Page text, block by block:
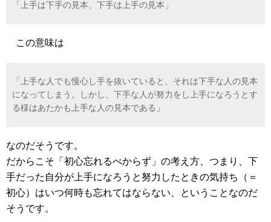
「上手は下手の見本、下手は上手の見本」
この意味は
「上手な人でも慢心し手を抜いていると、それは下手な人の見本
になってしまう。しかし、下手な人が努力をし上手になろうとす
る様はあたかも上手な人の見本である」
なのだそうです。
だからこそ「初心忘れるべからず」の考え方、つまり、下
手だった自分が上手になろうと努力したときの気持ち（＝
初心）はいつ何時も忘れてはならない、ということなのだ
そうです。